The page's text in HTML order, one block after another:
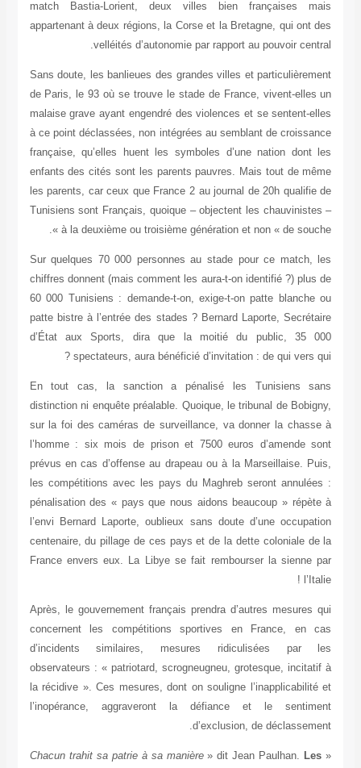
match Bastia-Lorient, deux villes bien françaises mais
appartenant à deux régions, la Corse et la Bretagne, qui ont des
velléités d’autonomie par rapport au pouvoir central.
Sans doute, les banlieues des grandes villes et particulièrement
de Paris, le 93 où se trouve le stade de France, vivent-elles un
malaise grave ayant engendré des violences et se sentent-elles
à ce point déclassées, non intégrées au semblant de croissance
française, qu’elles huent les symboles d’une nation dont les
enfants des cités sont les parents pauvres. Mais tout de même
les parents, car ceux que France 2 au journal de 20h qualifie de
Tunisiens sont Français, quoique – objectent les chauvinistes –
à la deuxième ou troisième génération et non « de souche ».
Sur quelques 70 000 personnes au stade pour ce match, les
chiffres donnent (mais comment les aura-t-on identifié ?) plus de
60 000 Tunisiens : demande-t-on, exige-t-on patte blanche ou
patte bistre à l’entrée des stades ? Bernard Laporte, Secrétaire
d’État aux Sports, dira que la moitié du public, 35 000
spectateurs, aura bénéficié d’invitation : de qui vers qui ?
En tout cas, la sanction a pénalisé les Tunisiens sans
distinction ni enquête préalable. Quoique, le tribunal de Bobigny,
sur la foi des caméras de surveillance, va donner la chasse à
l’homme : six mois de prison et 7500 euros d’amende sont
prévus en cas d’offense au drapeau ou à la Marseillaise. Puis,
les compétitions avec les pays du Maghreb seront annulées :
pénalisation des « pays que nous aidons beaucoup » répète à
l’envi Bernard Laporte, oublieux sans doute d’une occupation
centenaire, du pillage de ces pays et de la dette coloniale de la
France envers eux. La Libye se fait rembourser la sienne par
l’Italie !
Après, le gouvernement français prendra d’autres mesures qui
concernent les compétitions sportives en France, en cas
d’incidents similaires, mesures ridiculisées par les
observateurs : « patriotard, scrogneugneu, grotesque, incitatif à
la récidive ». Ces mesures, dont on souligne l’inapplicabilité et
l’inopérance, aggraveront la défiance et le sentiment
d’exclusion, de déclassement.
«
Chacun trahit sa patrie à sa manière» dit Jean Paulhan. Les